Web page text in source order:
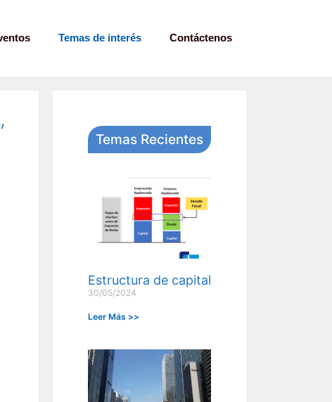
Temas de interés Contáctenos
Temas Recientes
Estructura de capital
30/05/2024
Leer Más >>